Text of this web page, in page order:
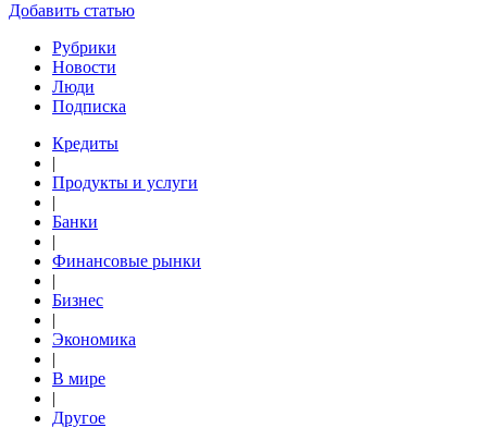
Добавить статью
Рубрики
Новости
Люди
Подписка
Кредиты
|
Продукты и услуги
|
Банки
|
Финансовые рынки
|
Бизнес
|
Экономика
|
В мире
|
Другое